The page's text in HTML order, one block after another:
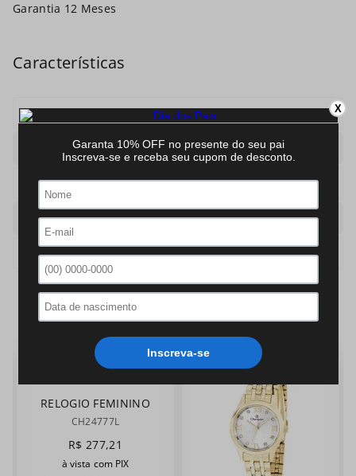
Garantia 12 Meses
Mecanismo Analogico
Redonda
Pulseira Aco
Cor Especiais
Cor Pulseira Especiais
QUEM VIU, VIU TAMBÉM:
RELOGIO FEMININO
CHAMPION
CH24777L
R$ 277,21
à vista com PIX
X